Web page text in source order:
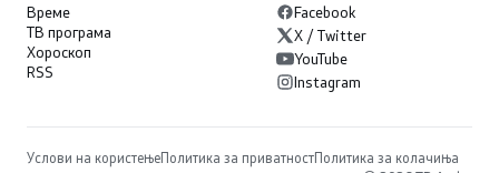
Време
ТВ програма
Хороскоп
RSS
Facebook
X / Twitter
YouTube
Instagram
Услови на користењеПолитика за приватностПолитика за колачиња